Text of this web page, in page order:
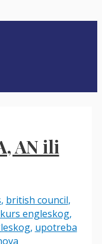
AN ili
, british council,
kurs engleskog,
, upotreba